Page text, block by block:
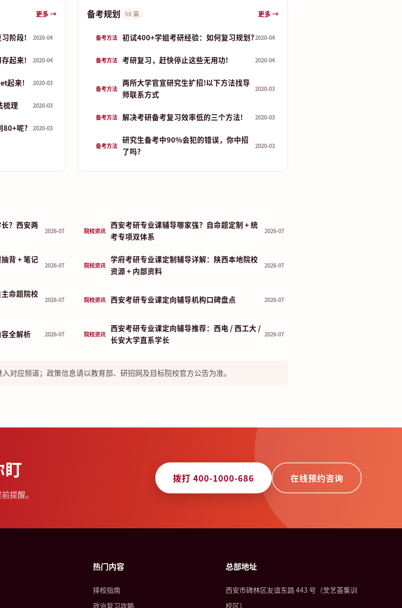
更多 →
阶段! 2020-04
起来! 2020-04
起来! 2020-03
梳理 2020-03
80+呢? 2020-03
备考规划 58 篇 更多 →
备考方法 初试400+学姐考研经验：如何复习规划?2020-04
备考方法 考研复习，赶快停止这些无用功! 2020-04
备考方法
两所大学官宣研究生扩招!以下方法找导
师联系方式
2020-03
备考方法 解决考研备考复习效率低的三个方法! 2020-03
备考方法
研究生备考中90%会犯的错误，你中招
了吗?
2020-03
？西安两
2026-07 院校资讯
西安考研专业课辅导哪家强？自命题定制 + 统
考专项双体系
2026-07
背 + 笔记
2026-07 院校资讯
学府考研专业课定制辅导详解：陕西本地院校
资源 + 内部资料
2026-07
命题院校
2026-07 院校资讯 西安考研专业课定向辅导机构口碑盘点 2026-07
全解析 2026-07 院校资讯
西安考研专业课定向辅导推荐：西电 / 西工大 /
长安大学直系学长
2026-07
对应频道；政策信息请以教育部、研招网及目标院校官方公告为准。
提醒。
拨打 400-1000-686 在线预约咨询
热门内容
择校指南
政治复习攻略
总部地址
西安市碑林区友谊东路 443 号（芠艺荟集训
校区）